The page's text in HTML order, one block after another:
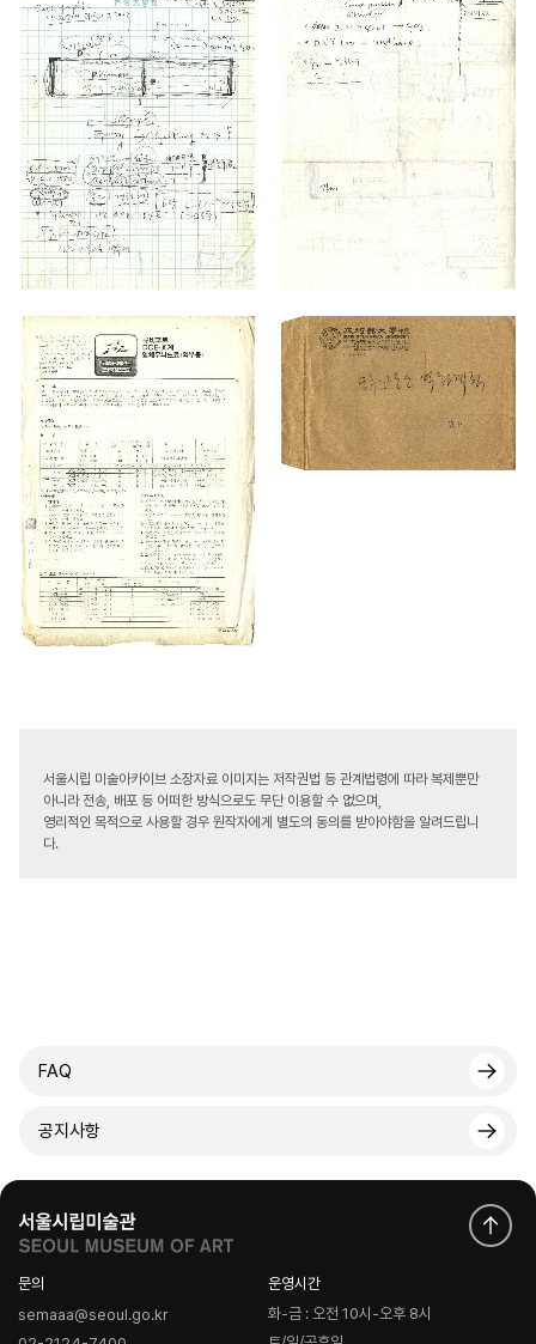
서울시립 미술아카이브 소장자료 이미지는 저작권법 등 관계법령에 따라 복제뿐만
아니라 전송, 배포 등 어떠한 방식으로도 무단 이용할 수 없으며,
영리적인 목적으로 사용할 경우 원작자에게 별도의 동의를 받아야함을 알려드립니
다.
FAQ
공지사항
문의
semaaa@seoul.go.kr
운영시간
화-금 : 오전 10시-오후 8시